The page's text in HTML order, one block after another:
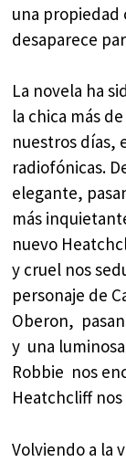
una
desaparece
La novela ha
la chica más
nuestros días,
radiofónicas.
elegante,
más
nuevo
y cruel nos
personaje de
Oberon,
y una
Robbie nos
Heatchcliff
Volviendo a la